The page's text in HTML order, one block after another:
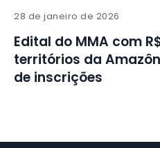
28 de janeiro de 2026
Edital do MMA com
territórios da
de inscrições